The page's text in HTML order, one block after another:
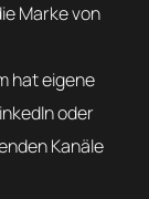
Marke von
hat eigene
oder
Kanäle